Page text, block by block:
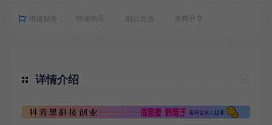
增值服务： 快速响应 副业优选 免费分享
详情介绍